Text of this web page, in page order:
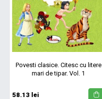
Povesti clasice. Citesc cu litere
mari de tipar. Vol. 1
58.13 lei